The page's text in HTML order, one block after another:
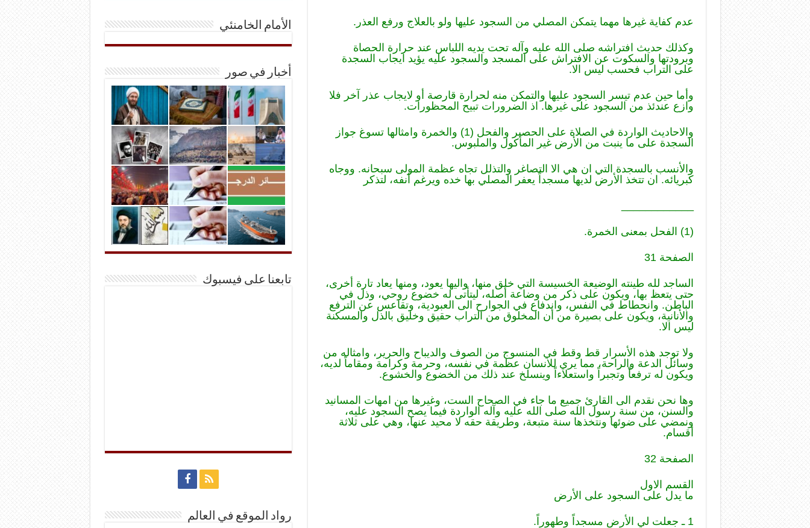
عدم كفاية غيرها مهما يتمكن المصلي من السجود عليها ولو بالعلاج ورفع العذر.
وكذلك حديث افتراشه صلى الله عليه وآله تحت يديه اللباس عند حرارة الحصاة
وبرودتها والسكوت عن الافتراش على المسجد والسجود عليه يؤيد ايجاب السجدة
على التراب فحسب ليس الا.
وأما حين عدم تيسر السجود عليها والتمكن منه لحرارة قارصة أو لايجاب عذر آخر فلا
وازع عندئذ من السجود على غيرها. اذ الضرورات تبيح المحظورات.
والاحاديث الواردة في الصلاة على الحصير والفحل (1) والخمرة وامثالها تسوغ جواز
السجدة على ما ينبت من الأرض غير المأكول والملبوس.
والأنسب بالسجدة التي ان هي الا التصاغر والتذلل تجاه عظمة المولى سبحانه. ووجاه
كبريائه. ان تتخذ الأرض لديها مسجداً يعفر المصلي بها خده ويرغم أنفه، لتذكر
(1) الفحل بمعنى الخمرة.
الصفحة 31
الساجد لله طينته الوضيعة الخسيسة التي خلق منها، واليها يعود، ومنها يعاد تارة أخرى،
حتى يتعظ بها، ويكون على ذكر من وضاعة أصله، ليتأتى له خضوع روحي، وذل في
الباطن. وانحطاط في النفس، واندفاع في الجوارح الى العبودية، وتقاعس عن الترفع
والأنانية، ويكون على بصيرة من أن المخلوق من التراب حقيق وخليق بالذل والمسكنة
ليس الا.
ولا توجد هذه الأسرار قط وقط في المنسوج من الصوف والديباح والحرير، وامثاله من
وسائل الدعة والراحة، مما يري للانسان عظمة في نفسه، وحرمة وكرامة ومقاماً لديه،
ويكون له ترفعاً وتجبراً واستعلاءاً وينسلخ عند ذلك من الخضوع والخشوع.
وها نحن نقدم الى القارئ جميع ما جاء في الصحاح الست، وغيرها من امهات المسانيد
والسنن، من سنة رسول الله صلى الله عليه وآله الواردة فيما يصح السجود عليه،
ونمضي على ضوئها ونتخذها سنة متبعة، وطريقة حقه لا محيد عنها، وهي على ثلاثة
أقسام.
الصفحة 32
القسم الاول
ما يدل على السجود على الأرض
1 ـ جعلت لي الأرض مسجداً وطهوراً.
الأمام الخامنئي
أخبار في صور
تابعنا على فيسبوك
رواد الموقع في العالم